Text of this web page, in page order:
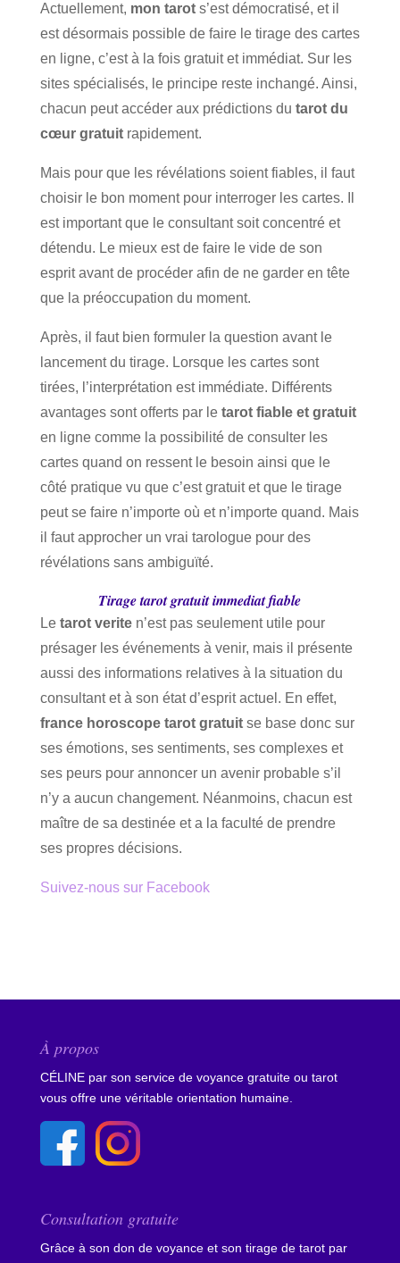
Actuellement, mon tarots’est démocratisé, et il
est désormais possible de faire le tirage des cartes
en ligne, c’est à la fois gratuit et immédiat. Sur les
sites spécialisés, le principe reste inchangé. Ainsi,
chacun peut accéder aux prédictions du tarot du
cœur gratuit rapidement.
Mais pour que les révélations soient fiables, il faut
choisir le bon moment pour interroger les cartes. Il
est important que le consultant soit concentré et
détendu. Le mieux est de faire le vide de son
esprit avant de procéder afin de ne garder en tête
que la préoccupation du moment.
Après, il faut bien formuler la question avant le
lancement du tirage. Lorsque les cartes sont
tirées, l’interprétation est immédiate. Différents
avantages sont offerts par le tarot fiable et gratuit
en ligne comme la possibilité de consulter les
cartes quand on ressent le besoin ainsi que le
côté pratique vu que c’est gratuit et que le tirage
peut se faire n’importe où et n’importe quand. Mais
il faut approcher un vrai tarologue pour des
révélations sans ambiguïté.
Tirage tarot gratuit immediat fiable
Le tarot veriten’est pas seulement utile pour
présager les événements à venir, mais il présente
aussi des informations relatives à la situation du
consultant et à son état d’esprit actuel. En effet,
france horoscope tarot gratuitse base donc sur
ses émotions, ses sentiments, ses complexes et
ses peurs pour annoncer un avenir probable s’il
n’y a aucun changement. Néanmoins, chacun est
maître de sa destinée et a la faculté de prendre
ses propres décisions.
Suivez-nous sur Facebook
À propos
CÉLINE par son service de voyance gratuite ou tarot
vous offre une véritable orientation humaine.
Consultation gratuite
Grâce à son don de voyance et son tirage de tarot par